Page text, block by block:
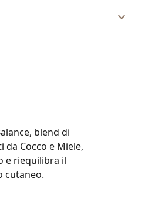
blend di
Cocco e Miele,
e riequilibra il
cutaneo.